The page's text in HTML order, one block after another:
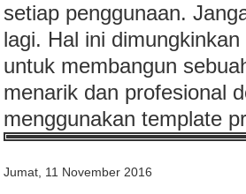
setiap penggunaan.
lagi. Hal ini
untuk membangun
menarik dan profesional
menggunakan template
Jumat, 11 November 2016